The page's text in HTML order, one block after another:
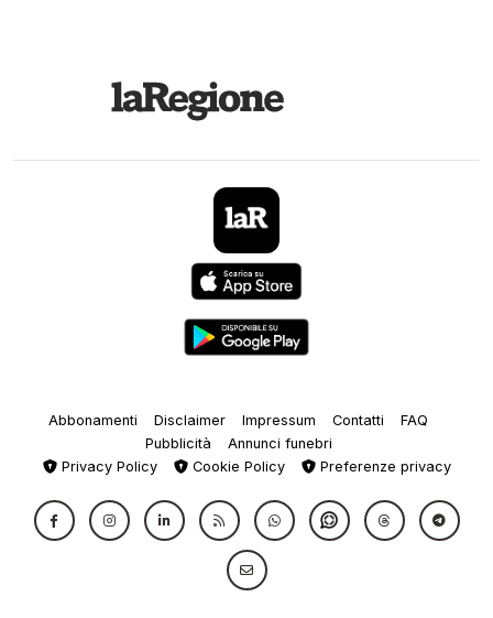
Abbonamenti Disclaimer Impressum Contatti
FAQ
Pubblicità
Annunci funebri
Privacy Policy
Cookie Policy Preferenze privacy